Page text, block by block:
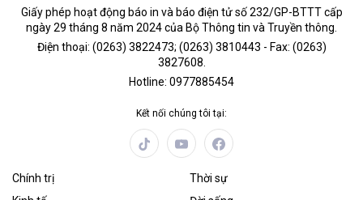
Giấy phép hoạt động báo in và báo điện tử số 232/GP-BTTT cấp
ngày 29 tháng 8 năm 2024 của Bộ Thông tin và Truyền thông.
Điện thoại: (0263) 3822473; (0263) 3810443 - Fax: (0263)
3827608.
Hotline: 0977885454
Kết nối chúng tôi tại:
Chính trị
Thời sự